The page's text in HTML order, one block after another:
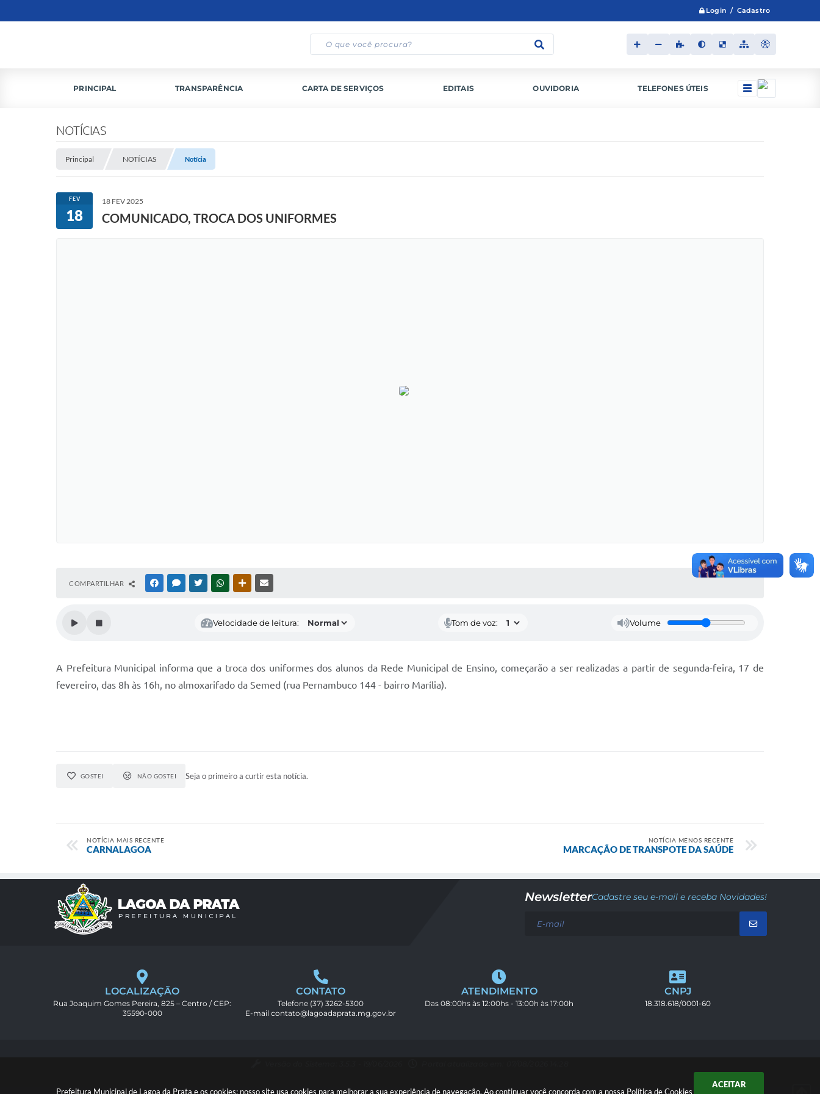
Prefeitura Municipal de Lagoa da Prata e os cookies: nosso site usa cookies para melhorar a sua experiência de navegação. Ao continuar você concorda com a nossa Política de Cookies
ACEITAR
Login / Cadastro
PRINCIPAL TRANSPARÊNCIA CARTA DE SERVIÇOS EDITAIS OUVIDORIA TELEFONES ÚTEIS
NOTÍCIAS
Principal NOTÍCIAS Notícia
FEV
18
18 FEV 2025
COMUNICADO, TROCA DOS UNIFORMES
COMPARTILHAR FACEBOOKMESSENGER
TWITTERWHATSAPPOUTRAS MÍDIAS
Velocidade de leitura: Tom de voz: Volume
A Prefeitura Municipal informa que a troca dos uniformes dos alunos da Rede Municipal de Ensino, começarão a ser realizadas a partir de segunda-feira, 17 de
fevereiro, das 8h às 16h, no almoxarifado da Semed (rua Pernambuco 144 - bairro Marília).
GOSTEI NÃO GOSTEI Seja o primeiro a curtir esta notícia.
NOTÍCIA MAIS RECENTE
CARNALAGOA
NOTÍCIA MENOS RECENTE
MARCAÇÃO DE TRANSPOTE DA SAÚDE
NewsletterCadastre seu e-mail e receba Novidades!
LOCALIZAÇÃO
Rua Joaquim Gomes Pereira, 825 – Centro / CEP:
35590-000
CONTATO
Telefone (37) 3262-5300
E-mailcontato@lagoadaprata.mg.gov.br
ATENDIMENTO
Das 08:00hs às 12:00hs - 13:00h às 17:00h
CNPJ
18.318.618/0001-60